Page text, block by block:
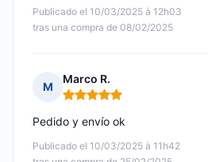
Publicado el 10/03/2025 à 12h03
tras una compra de 08/02/2025
M
Marco R.
Nota: 5 de 5
Publicado el 10/03/2025 à 11h42
Pedido y envío ok